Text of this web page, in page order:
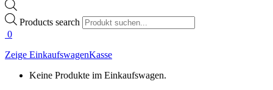
Products search
0
Zeige EinkaufswagenKasse
Keine Produkte im Einkaufswagen.